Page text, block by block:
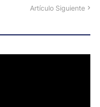
Artículo Siguiente